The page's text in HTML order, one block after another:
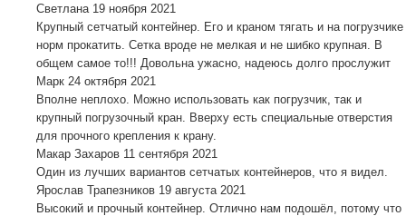
Светлана 19 ноября 2021
Крупный сетчатый контейнер. Его и краном тягать и на погрузчике
норм прокатить. Сетка вроде не мелкая и не шибко крупная. В
общем самое то!!! Довольна ужасно, надеюсь долго прослужит
Марк 24 октября 2021
Вполне неплохо. Можно использовать как погрузчик, так и
крупный погрузочный кран. Вверху есть специальные отверстия
для прочного крепления к крану.
Макар Захаров 11 сентября 2021
Один из лучших вариантов сетчатых контейнеров, что я видел.
Ярослав Трапезников 19 августа 2021
Высокий и прочный контейнер. Отлично нам подошёл, потому что